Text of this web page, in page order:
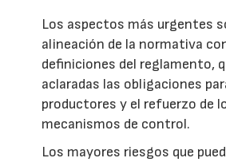
Los aspectos más urgentes
alineación de la normativa
definiciones del reglamento,
aclaradas las obligaciones
productores y el refuerzo de
mecanismos de control.
Los mayores riesgos que